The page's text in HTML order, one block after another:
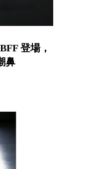
登場，
鼻